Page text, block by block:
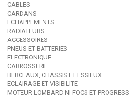
CABLES
CARDANS
ECHAPPEMENTS
RADIATEURS
ACCESSOIRES
PNEUS ET BATTERIES
ELECTRONIQUE
CARROSSERIE
BERCEAUX, CHASSIS ET ESSIEUX
ECLAIRAGE ET VISIBILITE
MOTEUR LOMBARDINI FOCS ET PROGRESS